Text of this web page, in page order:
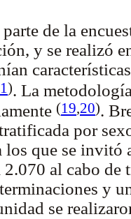
de la
y se realizó
). La
(19,20).
por
los que se
al cabo de
y
se